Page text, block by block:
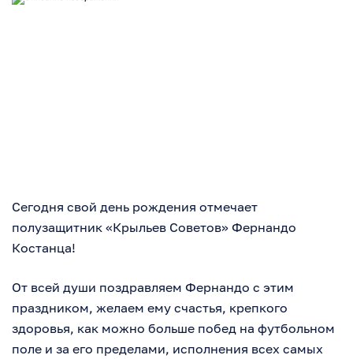
Сегодня свой день рождения отмечает
полузащитник «Крыльев Советов» Фернандо
Костанца!
От всей души поздравляем Фернандо с этим
праздником, желаем ему счастья, крепкого
здоровья, как можно больше побед на футбольном
поле и за его пределами, исполнения всех самых